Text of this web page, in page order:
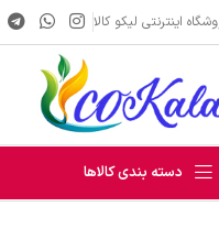
اینترنتی لیکو کالا
دسته بندی کالاها